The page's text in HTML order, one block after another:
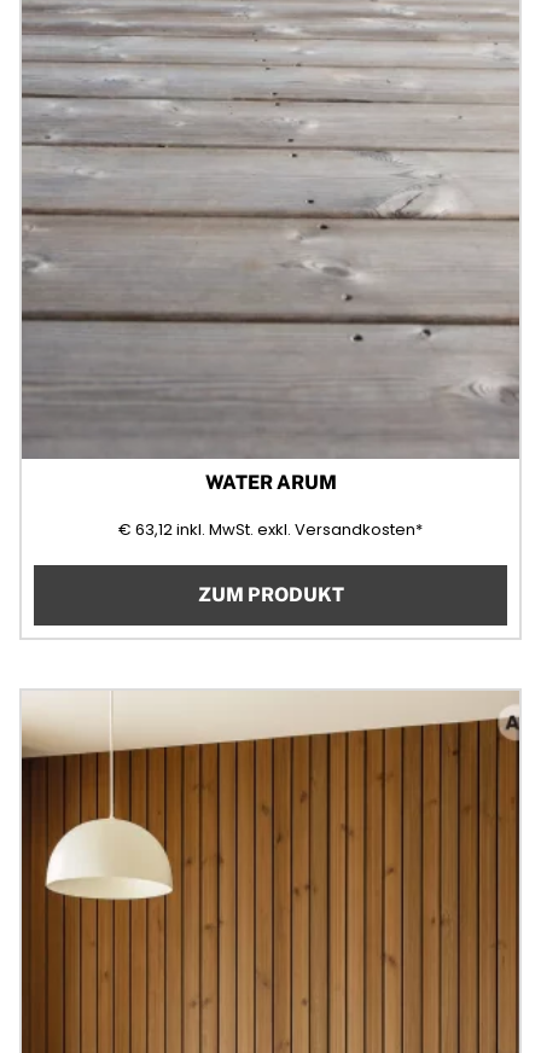
WATER ARUM
€ 63,1263,12
inkl. MwSt. (Mehrwertsteuer)
exkl. Versandkosten*
ZUM PRODUKT